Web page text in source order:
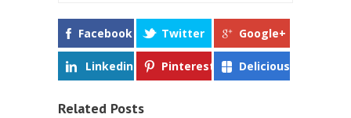
Facebook Twitter Google+
Linkedin Pinterest Delicious
Related Posts